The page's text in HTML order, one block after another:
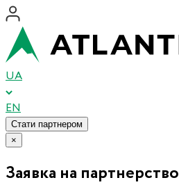
UA
EN
Стати партнером
×
Заявка на партнерство